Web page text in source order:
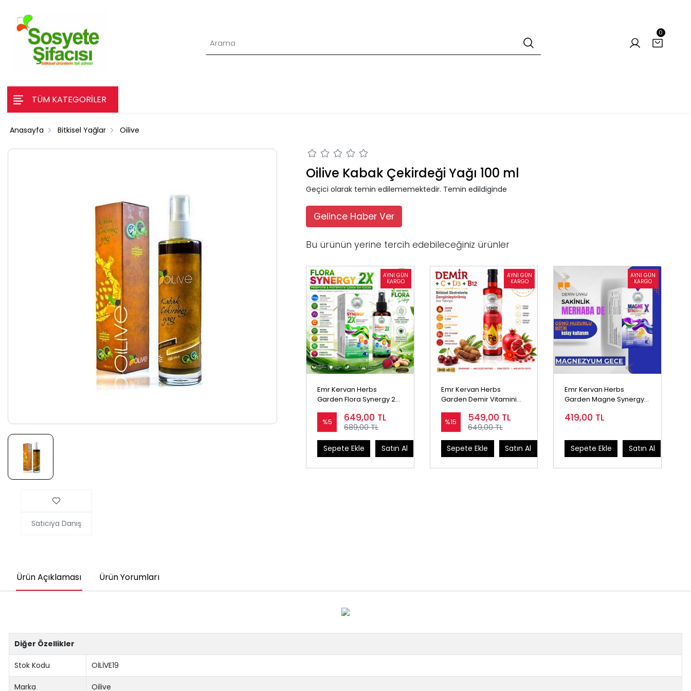
0
TÜM KATEGORİLER
Anasayfa Bitkisel Yağlar Oilive
Oilive Kabak Çekirdeği Yağı 100 ml
Geçici olarak temin edilememektedir. Temin edildiginde
Gelince Haber Ver
Bu ürünün yerine tercih edebileceğiniz ürünler
Emr Kervan Herbs
Garden Flora Synergy 2X
İçeren Sıvı İçecek 50 mL
%5 649,00 TL
689,00 TL
Sepete Ekle Satın Al
Emr Kervan Herbs
Garden Demir Vitamini
Demir, C Vitamini, D3
Vitamini, B12 Vitamini
İçeren Sıvı İçecek
%15 549,00 TL
649,00 TL
Sepete Ekle Satın Al
Emr Kervan Herbs
Garden Magne Synergy X
İçeren Sıvı 50ml- Gece
419,00 TL
Sepete Ekle Satın Al
Satıcıya Danış
Ürün Açıklaması Ürün Yorumları
Diğer Özellikler
Stok Kodu OİLİVE19
Marka Oilive